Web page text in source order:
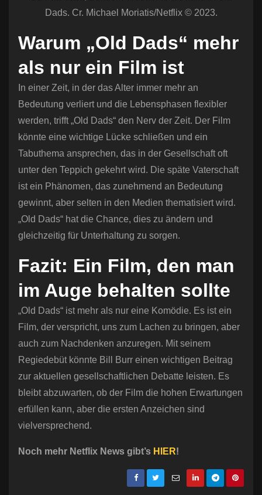
Dads. Cr. Michael Moriatis/Netflix © 2023.
Warum „Old Dads“ mehr
als nur ein Film ist
In einer Zeit, in der das Alter immer mehr an
Bedeutung verliert und die Lebensphasen flexibler
werden, trifft „Old Dads“ den Nerv der Zeit. Der Film
könnte eine wichtige Lücke schließen und ein
Tabuthema ansprechen, das in der Gesellschaft oft
unter den Teppich gekehrt wird. Die späte Vaterschaft
ist ein Phänomen, das zunehmend an Bedeutung
gewinnt, aber selten in den Medien thematisiert wird.
„Old Dads“ hat die Chance, dies zu ändern und
gleichzeitig für Unterhaltung zu sorgen.
Fazit: Ein Film, den man
im Auge behalten sollte
„Old Dads“ ist mehr als nur eine Komödie. Es ist ein
Film, der verspricht, uns zum Lachen zu bringen, aber
auch zum Nachdenken anzuregen. Mit seinem
Regiedebüt könnte Bill Burr einen wichtigen Beitrag
zur aktuellen gesellschaftlichen Debatte leisten. Es
bleibt abzuwarten, ob der Film die hohen Erwartungen
erfüllen kann, aber die ersten Anzeichen sind
vielversprechend.
Noch mehr Netflix News gibt’s HIER!